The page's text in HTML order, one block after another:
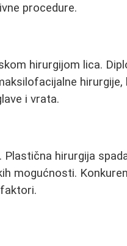
procedure.
hirurgijom lica.
hirurgije,
i vrata.
hirurgija
mogućnosti.